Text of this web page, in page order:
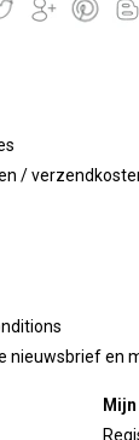
/
nieuwsbrief en